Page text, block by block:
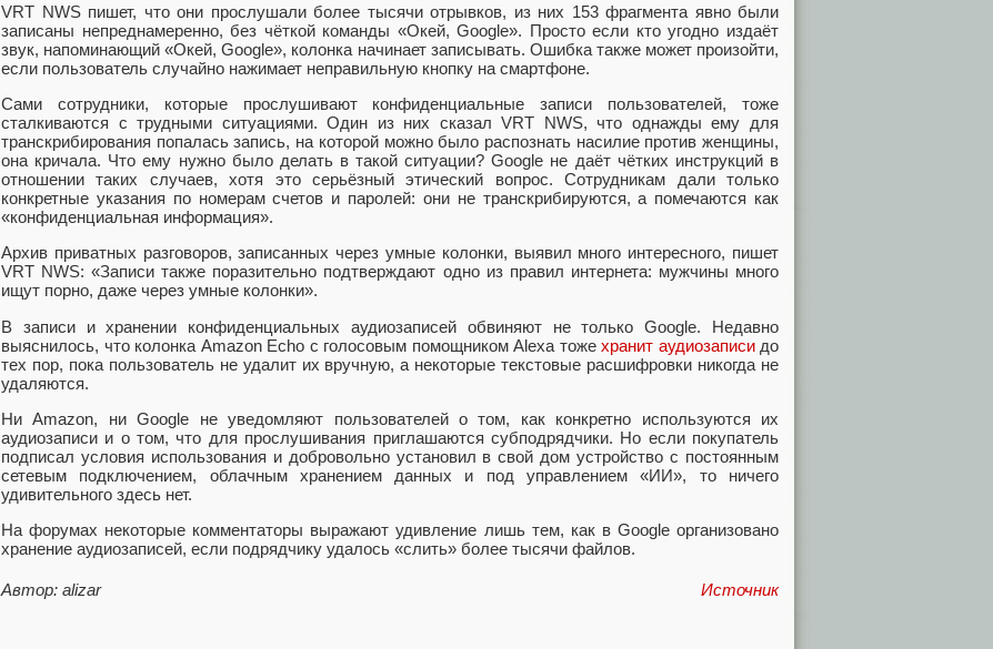
VRT NWS пишет, что они прослушали более тысячи отрывков, из них 153 фрагмента явно были
записаны непреднамеренно, без чёткой команды «Окей, Google». Просто если кто угодно издаёт
звук, напоминающий «Окей, Google», колонка начинает записывать. Ошибка также может произойти,
если пользователь случайно нажимает неправильную кнопку на смартфоне.
Сами сотрудники, которые прослушивают конфиденциальные записи пользователей, тоже
сталкиваются с трудными ситуациями. Один из них сказал VRT NWS, что однажды ему для
транскрибирования попалась запись, на которой можно было распознать насилие против женщины,
она кричала. Что ему нужно было делать в такой ситуации? Google не даёт чётких инструкций в
отношении таких случаев, хотя это серьёзный этический вопрос. Сотрудникам дали только
конкретные указания по номерам счетов и паролей: они не транскрибируются, а помечаются как
«конфиденциальная информация».
Архив приватных разговоров, записанных через умные колонки, выявил много интересного, пишет
VRT NWS: «Записи также поразительно подтверждают одно из правил интернета: мужчины много
ищут порно, даже через умные колонки».
В записи и хранении конфиденциальных аудиозаписей обвиняют не только Google. Недавно
выяснилось, что колонка Amazon Echo с голосовым помощником Alexa тоже хранит аудиозаписидо
тех пор, пока пользователь не удалит их вручную, а некоторые текстовые расшифровки никогда не
удаляются.
Ни Amazon, ни Google не уведомляют пользователей о том, как конкретно используются их
аудиозаписи и о том, что для прослушивания приглашаются субподрядчики. Но если покупатель
подписал условия использования и добровольно установил в свой дом устройство с постоянным
сетевым подключением, облачным хранением данных и под управлением «ИИ», то ничего
удивительного здесь нет.
На форумах некоторые комментаторы выражают удивление лишь тем, как в Google организовано
хранение аудиозаписей, если подрядчику удалось «слить» более тысячи файлов.
Автор: alizar Источник